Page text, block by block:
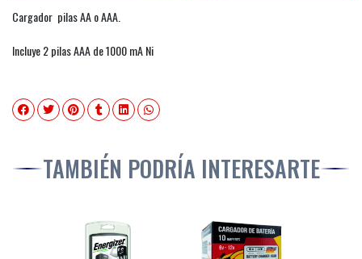
Cargador pilas AA o AAA.
Incluye 2 pilas AAA de 1000 mA Ni
TAMBIÉN PODRÍA INTERESARTE